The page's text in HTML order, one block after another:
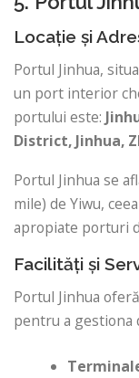
Locație și
Portul Jinhua,
un port interior
portului este:
District, Jinhua,
Portul Jinhua se
mile) de Yiwu,
apropiate porturi
Facilități și
Portul Jinhua
pentru a